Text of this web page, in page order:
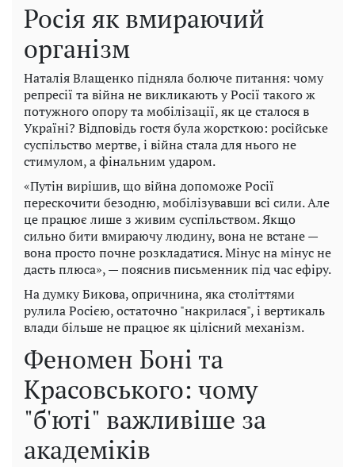
Росія як вмираючий
організм
Наталія Влащенко підняла болюче питання: чому
репресії та війна не викликають у Росії такого ж
потужного опору та мобілізації, як це сталося в
Україні? Відповідь гостя була жорсткою: російське
суспільство мертве, і війна стала для нього не
стимулом, а фінальним ударом.
«Путін вирішив, що війна допоможе Росії
перескочити безодню, мобілізувавши всі сили. Але
це працює лише з живим суспільством. Якщо
сильно бити вмираючу людину, вона не встане —
вона просто почне розкладатися. Мінус на мінус не
дасть плюса», — пояснив письменник під час ефіру.
На думку Бикова, опричнина, яка століттями
рулила Росією, остаточно "накрилася", і вертикаль
влади більше не працює як цілісний механізм.
Феномен Боні та
Красовського: чому
"б'юті" важливіше за
академіків